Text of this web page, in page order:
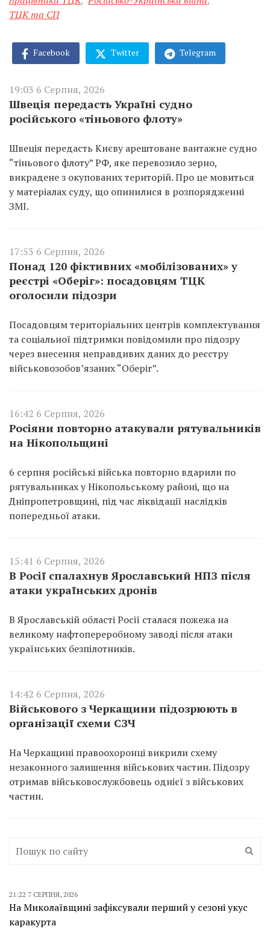
ТЦК та СП
Facebook Twitter Telegram
19:03 6 Серпня, 2026
Швеція передасть Україні судно
російського «тіньового флоту»
Швеція передасть Києву арештоване вантажне судно
“тіньового флоту” РФ, яке перевозило зерно,
викрадене з окупованих територій. Про це мовиться
у матеріалах суду, що опинилися в розпорядженні
ЗМІ.
17:53 6 Серпня, 2026
Понад 120 фіктивних «мобілізованих» у
реєстрі «Оберіг»: посадовцям ТЦК
оголосили підозри
Посадовцям територіальних центрів комплектування
та соціальної підтримки повідомили про підозру
через внесення неправдивих даних до реєстру
військовозобов’язаних “Оберіг”.
16:42 6 Серпня, 2026
Росіяни повторно атакували рятувальників
на Нікопольщині
6 серпня російські війська повторно вдарили по
рятувальниках у Нікопольському районі, що на
Дніпропетровщині, під час ліквідації наслідків
попередньої атаки.
15:41 6 Серпня, 2026
В Росії спалахнув Ярославський НПЗ після
атаки українських дронів
В Ярославській області Росії сталася пожежа на
великому нафтопереробному заводі після атаки
українських безпілотників.
14:42 6 Серпня, 2026
Військового з Черкащини підозрюють в
організації схеми СЗЧ
На Черкащині правоохоронці викрили схему
незаконного залишення військових частин. Підозру
отримав військовослужбовець однієї з військових
частин.
21:22 7 СЕРПНЯ, 2026
На Миколаївщині зафіксували перший у сезоні укус
каракурта